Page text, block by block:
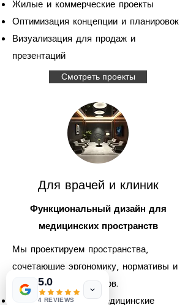
Жилые и коммерческие проекты
Оптимизация концепции и планировок
Визуализация для продаж и
презентаций
Смотреть проекты
Для врачей и клиник
Функциональный дизайн для
медицинских пространств
Мы проектируем пространства,
сочетающие эргономику, нормативы и
комфорт для пациентов.
Частные клиники и медицинские
5.0
4 REVIEWS